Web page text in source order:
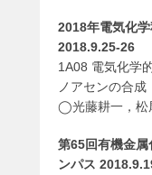
2018年電気化
2018.9.25-26
1A08 電気化学
ノアセンの合成
◯光藤耕一，松
第65回有機金
ンパス